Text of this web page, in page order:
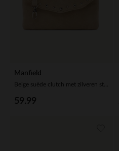
Manfield
59.99